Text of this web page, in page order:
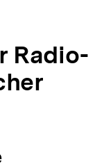
Radio-